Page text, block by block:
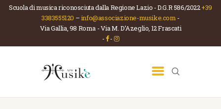
Scuola di musica riconosciuta dalla Regione Lazio - D.G.R 586/2022+39
3383555120 –info@associazione-musike.com -
Via Gallia, 98 Roma - Via M. D’Azeglio, 12 Frascati
- -
ASSOCIAZIONE MUSIKÈ
Scuola di musica e teatro
HOME
CHI SIAMO